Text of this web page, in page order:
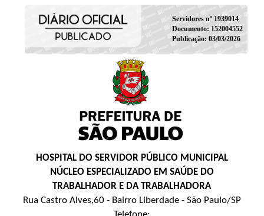
Servidores nº 1939014
Documento: 152004552
Publicação: 03/03/2026
HOSPITAL DO SERVIDOR PÚBLICO MUNICIPAL
NÚCLEO ESPECIALIZADO EM SAÚDE DO
TRABALHADOR E DA TRABALHADORA
Rua Castro Alves,60 - Bairro Liberdade - São Paulo/SP